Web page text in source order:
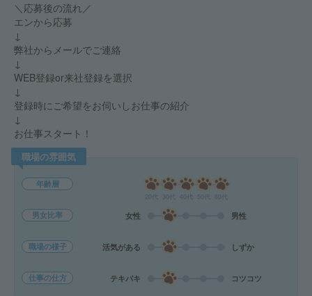
＼応募後の流れ／
エンから応募
↓
弊社からメールでご連絡
↓
WEB登録or来社登録を選択
↓
登録時にご希望をお伺いしお仕事の紹介
↓
お仕事スタート！
職場の雰囲気
年齢層
男女比率 女性 男性
職場の様子 活気がある しずか
仕事の仕方 テキパキ コツコツ